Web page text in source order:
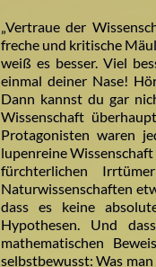
„Vertraue der
freche und kritische
weiß es besser. Viel
einmal deiner Nase!
Dann kannst du gar
Wissenschaft
Protagonisten waren
lupenreine
fürchterlichen
Naturwissenschaften
dass es keine
Hypothesen. Und
mathematischen
selbstbewusst: Was